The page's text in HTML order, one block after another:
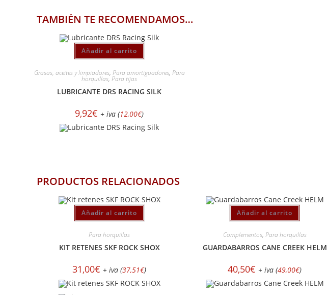
TAMBIÉN TE RECOMENDAMOS…
Añadir al carrito
Grasas, aceites y limpiadores, Para amortiguadores, Para
horquillas,Para tijas
LUBRICANTE DRS RACING SILK
9,92€ + iva (12,00€)
PRODUCTOS RELACIONADOS
Añadir al carrito
Para horquillas
KIT RETENES SKF ROCK SHOX
31,00€ + iva (37,51€)
Añadir al carrito
Complementos, Para horquillas
GUARDABARROS CANE CREEK HELM
40,50€ + iva (49,00€)